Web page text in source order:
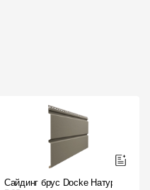
Сайдинг брус Docke Натур